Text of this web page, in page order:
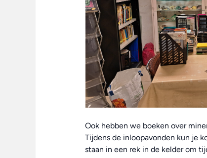
Ook hebben we boeken over
Tijdens de inloopavonden kun je
staan in een rek in de kelder om